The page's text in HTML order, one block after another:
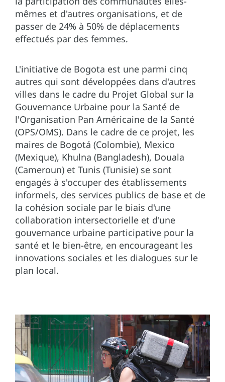
mêmes et d'autres organisations, et de
passer de 24% à 50% de déplacements
effectués par des femmes.
L'initiative de Bogota est une parmi cinq
autres qui sont développées dans d'autres
villes dans le cadre du Projet Global sur la
Gouvernance Urbaine pour la Santé de
l'Organisation Pan Américaine de la Santé
(OPS/OMS). Dans le cadre de ce projet, les
maires de Bogotá (Colombie), Mexico
(Mexique), Khulna (Bangladesh), Douala
(Cameroun) et Tunis (Tunisie) se sont
engagés à s'occuper des établissements
informels, des services publics de base et de
la cohésion sociale par le biais d'une
collaboration intersectorielle et d'une
gouvernance urbaine participative pour la
santé et le bien-être, en encourageant les
innovations sociales et les dialogues sur le
plan local.